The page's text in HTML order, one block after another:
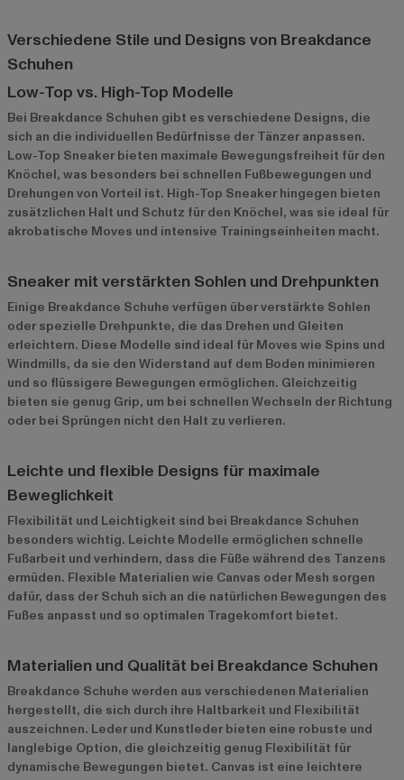
Verschiedene Stile und Designs von Breakdance
Schuhen
Low-Top vs. High-Top Modelle
Bei Breakdance Schuhen gibt es verschiedene Designs, die
sich an die individuellen Bedürfnisse der Tänzer anpassen.
Low-Top Sneaker bieten maximale Bewegungsfreiheit für den
Knöchel, was besonders bei schnellen Fußbewegungen und
Drehungen von Vorteil ist. High-Top Sneaker hingegen bieten
zusätzlichen Halt und Schutz für den Knöchel, was sie ideal für
akrobatische Moves und intensive Trainingseinheiten macht.
Sneaker mit verstärkten Sohlen und Drehpunkten
Einige Breakdance Schuhe verfügen über verstärkte Sohlen
oder spezielle Drehpunkte, die das Drehen und Gleiten
erleichtern. Diese Modelle sind ideal für Moves wie Spins und
Windmills, da sie den Widerstand auf dem Boden minimieren
und so flüssigere Bewegungen ermöglichen. Gleichzeitig
bieten sie genug Grip, um bei schnellen Wechseln der Richtung
oder bei Sprüngen nicht den Halt zu verlieren.
Leichte und flexible Designs für maximale
Beweglichkeit
Flexibilität und Leichtigkeit sind bei Breakdance Schuhen
besonders wichtig. Leichte Modelle ermöglichen schnelle
Fußarbeit und verhindern, dass die Füße während des Tanzens
ermüden. Flexible Materialien wie Canvas oder Mesh sorgen
dafür, dass der Schuh sich an die natürlichen Bewegungen des
Fußes anpasst und so optimalen Tragekomfort bietet.
Materialien und Qualität bei Breakdance Schuhen
Breakdance Schuhe werden aus verschiedenen Materialien
hergestellt, die sich durch ihre Haltbarkeit und Flexibilität
auszeichnen. Leder und Kunstleder bieten eine robuste und
langlebige Option, die gleichzeitig genug Flexibilität für
dynamische Bewegungen bietet. Canvas ist eine leichtere